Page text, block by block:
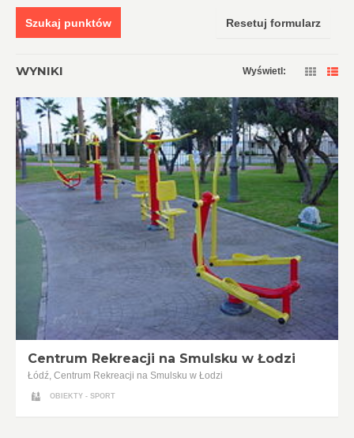
Szukaj punktów Resetuj formularz
WYNIKI Wyświetl:
Centrum Rekreacji na Smulsku w Łodzi
Łódź, Centrum Rekreacji na Smulsku w Łodzi
OBIEKTY - SPORT